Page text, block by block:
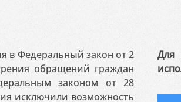
в Федеральный закон от 2
обращений граждан
законом от 28
исключили возможность
Для